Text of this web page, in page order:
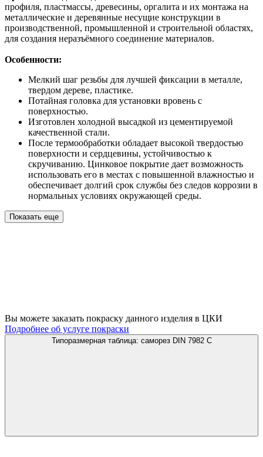
профиля, пластмассы, древесины, оргалита и их монтажа на
металлические и деревянные несущие конструкции в
производственной, промышленной и строительной областях,
для создания неразъёмного соединение материалов.
Особенности:
Мелкий шаг резьбы для лучшей фиксации в металле,
твердом дереве, пластике.
Потайная головка для установки вровень с
поверхностью.
Изготовлен холодной высадкой из цементируемой
качественной стали.
После термообработки обладает высокой твердостью
поверхности и сердцевины, устойчивостью к
скручиванию. Цинковое покрытие дает возможность
использовать его в местах с повышенной влажностью и
обеспечивает долгий срок службы без следов коррозии в
нормальных условиях окружающей среды.
Показать еще
Вы можете заказать покраску данного изделия в ЦКИ
Подробнее об услуге покраски
Типоразмерная таблица: саморез DIN 7982 C